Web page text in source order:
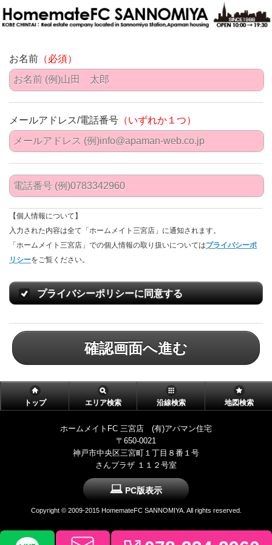
お名前 （必須）
メールアドレス/電話番号 （いずれか１つ）
【個人情報について】
入力された内容は全て「ホームメイト三宮店」に通知されます。
「ホームメイト三宮店」での個人情報の取り扱いについてはプライバシーポ
リシーをご覧ください。
プライバシーポリシーに同意する
確認画面へ進む
トップ エリア検索 沿線検索 地図検索
ホームメイトFC 三宮店 (有)アパマン住宅
〒650-0021
神戸市中央区三宮町１丁目８番１号
さんプラザ １１２号室
PC版表示
Copyright © 2009-2015 HomemateFC SANNOMIYA. All rights reserved.